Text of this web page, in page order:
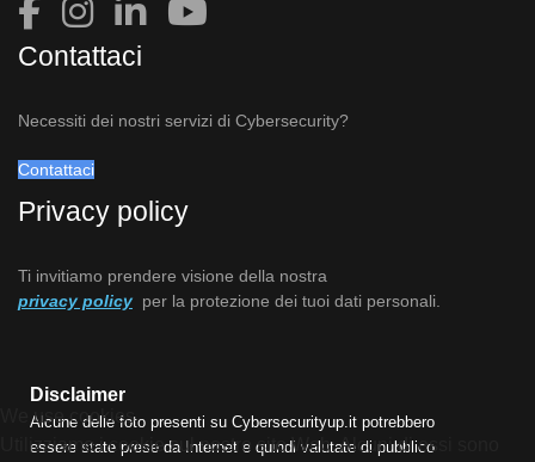
Contattaci
Necessiti dei nostri servizi di Cybersecurity?
Contattaci
Privacy policy
Ti invitiamo prendere visione della nostra
privacy policy per la protezione dei tuoi dati personali.
Disclaimer
Alcune delle foto presenti su Cybersecurityup.it potrebbero
essere state prese da Internet e quindi valutate di pubblico
We use cookies
Utilizziamo i cookie sul nostro sito Web. Alcuni di essi sono